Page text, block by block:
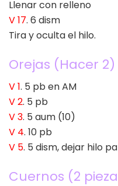
Llenar con relleno
V 17. 6 dism
Tira y oculta el hilo.
Orejas (Hacer 2)
V 1. 5 pb en AM
V 2. 5 pb
V 3. 5 aum (10)
V 4. 10 pb
V 5. 5 dism, dejar hilo
Cuernos (2